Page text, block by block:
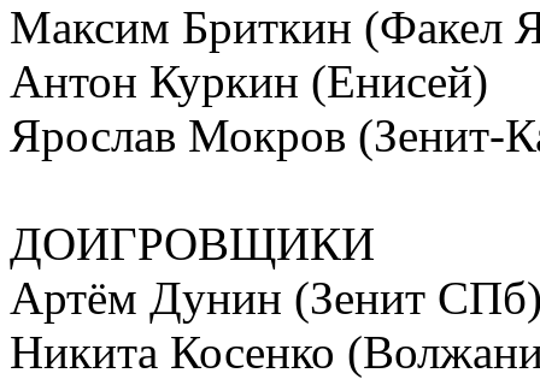
Максим Бриткин (Факел
Антон Куркин (Енисей)
Ярослав Мокров (Зенит-
ДОИГРОВЩИКИ
Артём Дунин (Зенит
Никита Косенко